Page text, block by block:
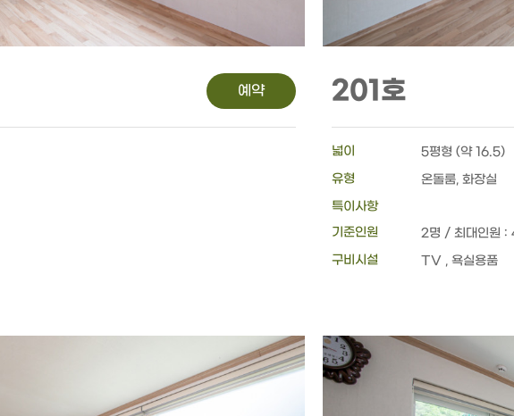
예약 201호
넓이
5평형 (약 16.5)
유형
온돌룸, 화장실
특이사항
기준인원
2명 / 최대인원 :
구비시설